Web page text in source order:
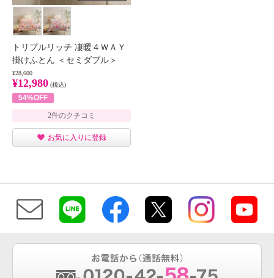
トリプルリッチ 凄暖４ＷＡＹ
掛けふとん ＜セミダブル＞
¥28,600
¥12,980 (税込)
54%OFF
2件のクチコミ
お気に入りに登録